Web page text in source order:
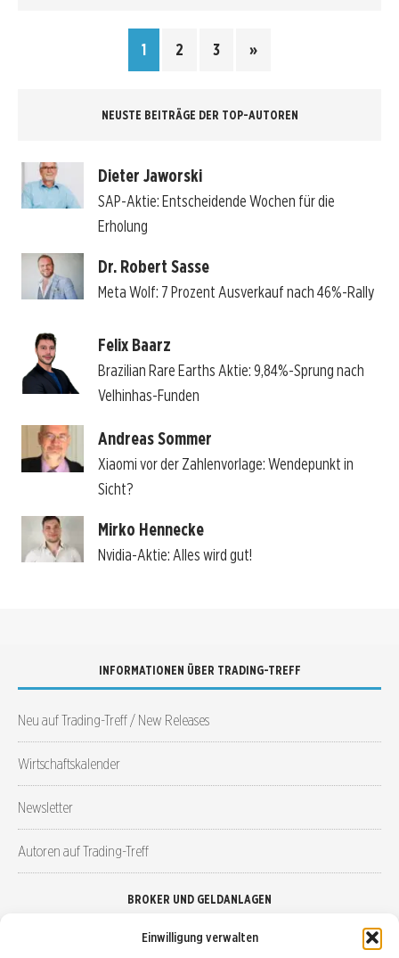
Einwilligung verwalten
1 2 3 »
NEUSTE BEITRÄGE DER TOP-AUTOREN
Dieter Jaworski
SAP-Aktie: Entscheidende Wochen für die
Erholung
Dr. Robert Sasse
Meta Wolf: 7 Prozent Ausverkauf nach 46%-Rally
Felix Baarz
Brazilian Rare Earths Aktie: 9,84%-Sprung nach
Velhinhas-Funden
Andreas Sommer
Xiaomi vor der Zahlenvorlage: Wendepunkt in
Sicht?
Mirko Hennecke
Nvidia-Aktie: Alles wird gut!
INFORMATIONEN ÜBER TRADING-TREFF
Neu auf Trading-Treff / New Releases
Wirtschaftskalender
Newsletter
Autoren auf Trading-Treff
BROKER UND GELDANLAGEN